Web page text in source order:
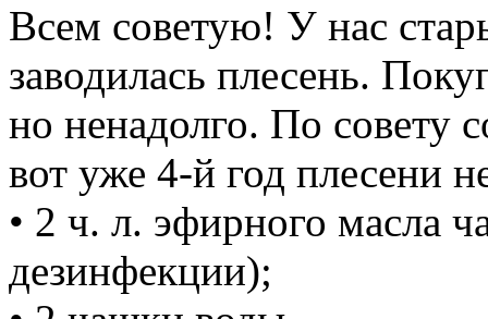
Всем советую! У нас
заводилась плесень.
но ненадолго. По совету
вот уже 4-й год плесени
• 2 ч. л. эфирного масла
дезинфекции);